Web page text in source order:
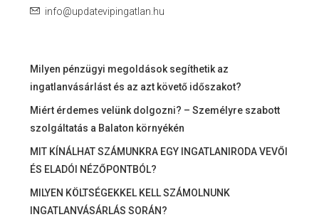
info@updatevipingatlan.hu
Milyen pénzügyi megoldások segíthetik az
ingatlanvásárlást és az azt követő időszakot?
Miért érdemes velünk dolgozni? – Személyre szabott
szolgáltatás a Balaton környékén
MIT KÍNÁLHAT SZÁMUNKRA EGY INGATLANIRODA VEVŐI
ÉS ELADÓI NÉZŐPONTBÓL?
MILYEN KÖLTSÉGEKKEL KELL SZÁMOLNUNK
INGATLANVÁSÁRLÁS SORÁN?